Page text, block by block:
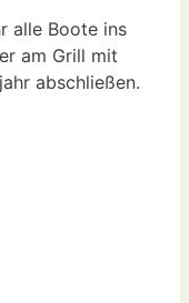
alle Boote ins
am Grill mit
abschließen.